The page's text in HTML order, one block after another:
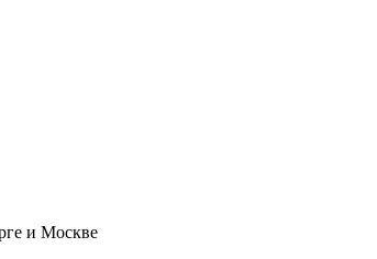
и Москве